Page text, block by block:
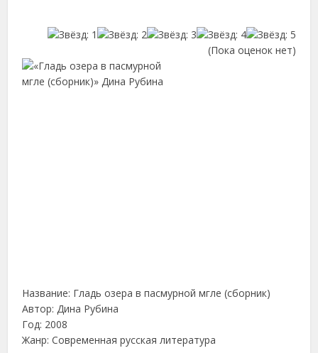
(Пока оценок нет)
Название: Гладь озера в пасмурной мгле (сборник)
Автор: Дина Рубина
Год: 2008
Жанр: Современная русская литература